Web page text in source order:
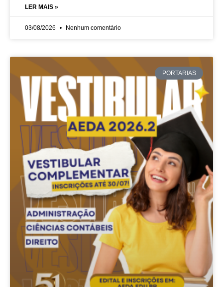
LER MAIS »
03/08/2026 Nenhum comentário
PORTARIAS